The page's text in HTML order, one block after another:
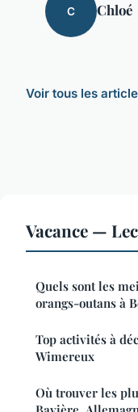
C Chloé
Voir tous les
Vacance —
Quels sont les
orangs-outans à
Top activités à
Wimereux
Où trouver les